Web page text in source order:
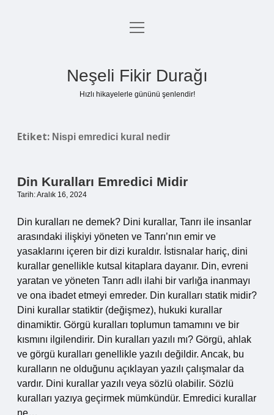
Anasayfa
menüyü
Neşeli Fikir Durağı
Hızlı hikayelerle gününü şenlendir!
Etiket: Nispi emredici kural nedir
Din Kuralları Emredici Midir
Tarih: Aralık 16, 2024
Din kuralları ne demek? Dini kurallar, Tanrı ile insanlar
arasındaki ilişkiyi yöneten ve Tanrı’nın emir ve
yasaklarını içeren bir dizi kuraldır. İstisnalar hariç, dini
kurallar genellikle kutsal kitaplara dayanır. Din, evreni
yaratan ve yöneten Tanrı adlı ilahi bir varlığa inanmayı
ve ona ibadet etmeyi emreder. Din kuralları statik midir?
Dini kurallar statiktir (değişmez), hukuki kurallar
dinamiktir. Görgü kuralları toplumun tamamını ve bir
kısmını ilgilendirir. Din kuralları yazılı mı? Görgü, ahlak
ve görgü kuralları genellikle yazılı değildir. Ancak, bu
kuralların ne olduğunu açıklayan yazılı çalışmalar da
vardır. Dini kurallar yazılı veya sözlü olabilir. Sözlü
kuralları yazıya geçirmek mümkündür. Emredici kurallar
ne…